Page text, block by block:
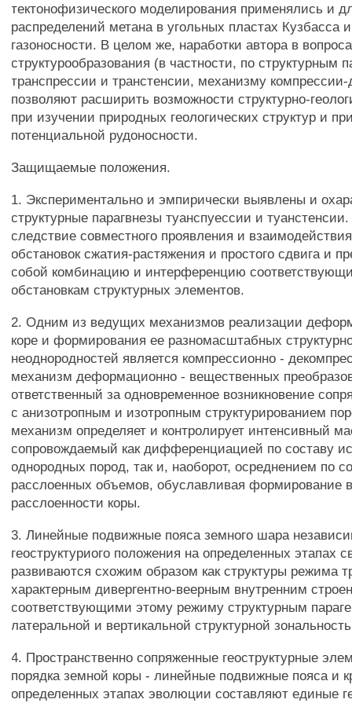
тектонофизического моделирования применялись и
распределений метана в угольных пластах Кузбасса
газоносности. В целом же, наработки автора в
структурообразования (в частности, по структурным
транспрессии и транстенсии, механизму
позволяют расширить возможности структурно-
при изучении природных геологических структур и
потенциальной рудоносности.
Защищаемые положения.
1. Экспериментально и эмпирически выявлены и
структурные парагвнезы туанспуессии и
следствие совместного проявления и
обстановок сжатия-растяжения и простого сдвига и
собой комбинацию и интерференцию
обстановкам структурных элементов.
2. Одним из ведущих механизмов реализации
коре и формирования ее разномасштабных
неоднородностей является компрессионно -
механизм деформационно - вещественных
ответственный за одновременное возникновение
с анизотропным и изотропным структурированием
механизм определяет и контролирует интенсивный
сопровождаемый как дифференциацией по составу
однородных пород, так и, наоборот, осреднением по
расслоенных объемов, обуславливая формирование
расслоенности коры.
3. Линейные подвижные пояса земного шара
геоструктуриого положения на определенных этапах
развиваются схожим образом как структуры режима
характерным дивергентно-веерным внутренним
соответствующими этому режиму структурным
латеральной и вертикальной структурной
4. Пространственно сопряженные геоструктурные
порядка земной коры - линейные подвижные пояса и
определенных этапах эволюции составляют единые